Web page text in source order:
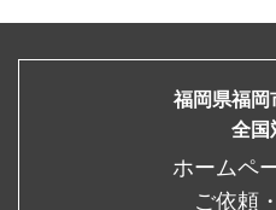
福岡県福岡
全国
ホームペ
ご依頼